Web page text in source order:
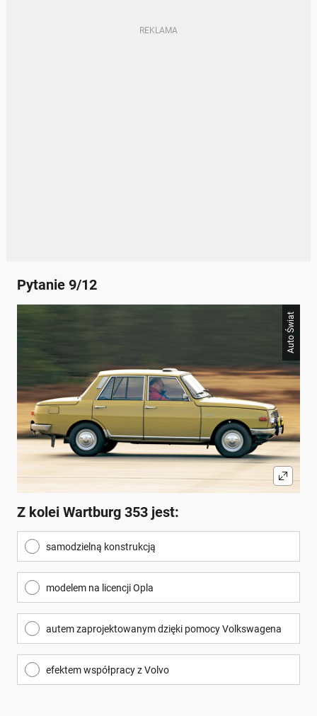
Pytanie 9/12
Auto Świat
Z kolei Wartburg 353 jest:
samodzielną konstrukcją
modelem na licencji Opla
autem zaprojektowanym dzięki pomocy Volkswagena
efektem współpracy z Volvo